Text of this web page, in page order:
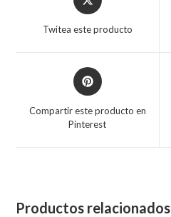
in
Twitea este producto
Opens
in
new
Compartir este producto en
Pinterest
Productos relacionados